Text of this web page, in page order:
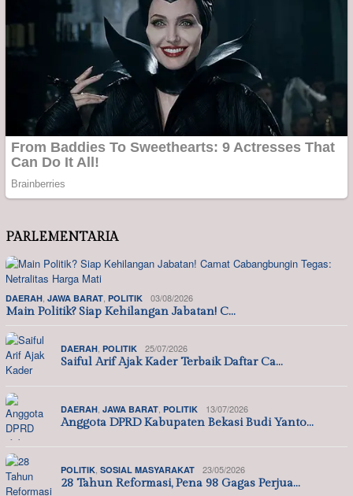
PARLEMENTARIA
DAERAH JAWA BARAT POLITIK 03/08/2026
Main Politik? Siap Kehilangan Jabatan! C…
DAERAH POLITIK 25/07/2026
Saiful Arif Ajak Kader Terbaik Daftar Ca…
DAERAH JAWA BARAT POLITIK 13/07/2026
Anggota DPRD Kabupaten Bekasi Budi Yanto…
POLITIK SOSIAL MASYARAKAT 23/05/2026
28 Tahun Reformasi, Pena 98 Gagas Perjua…